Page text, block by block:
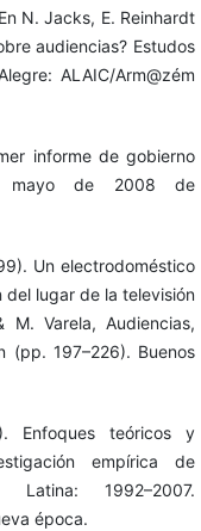
N. Jacks, E. Reinhardt
audiencias? Estudos
ALAIC/Arm@zém
informe de gobierno
mayo de 2008 de
Un electrodoméstico
lugar de la televisión
Varela, Audiencias,
(pp. 197–226). Buenos
Enfoques teóricos y
empírica de
1992–2007.
época.